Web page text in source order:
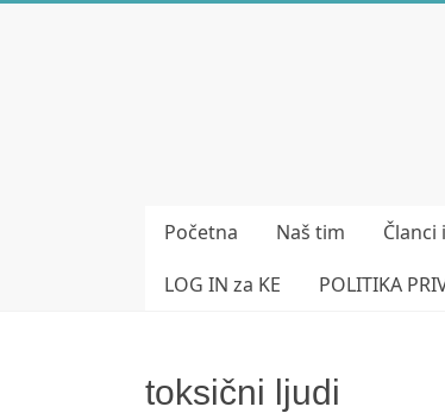
psihijatrije
Početna Naš tim Članci
LOG IN za KE
POLITIKA
toksični ljudi